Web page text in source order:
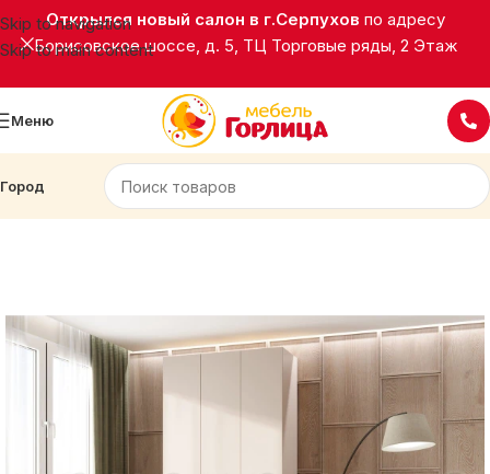
Skip to navigation
Skip to main content
Открылся новый салон в г.Серпухов по адресу
Борисовское шоссе, д. 5, ТЦ Торговые ряды, 2 Этаж
Меню
Город
Корпусная мебель Шкафы распашные